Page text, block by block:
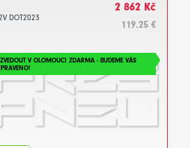
DOT2023
2 862 Kč
119.25 €
V OLOMOUCI ZDARMA - BUDEME VÁS